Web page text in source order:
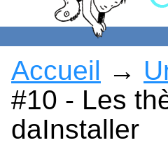
Accueil →
#10 - Les
daInstaller